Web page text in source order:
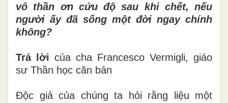
vô thần ơn cứu độ sau khi chết, nếu
người ấy đã sống một đời ngay chính
không?
Trả lời của cha Francesco Vermigli, giáo
sư Thần học căn bản
Độc giả của chúng ta hỏi rằng liệu một